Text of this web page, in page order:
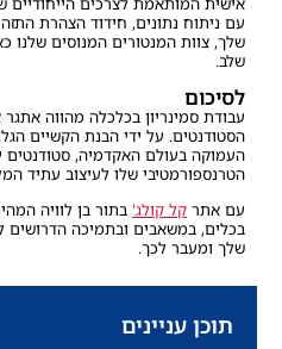
עם ניתוח נתונים, חידוד הצהרת
שלך, צוות המנטורים המנוסים שלנו
שלב.
לסיכום
עבודת סמינריון בכלכלה מהווה
הסטודנטים. על ידי הבנת הקשיים
העמוקה בעולם האקדמיה, סטודנטים
הטרנספורמטיבי שלו לעיצוב עתיד
עם אתר קל קולג' בתור בן לוויה
בכלים, במשאבים ובתמיכה הדרושים
שלך ומעבר לכך.
תוכן עניינים